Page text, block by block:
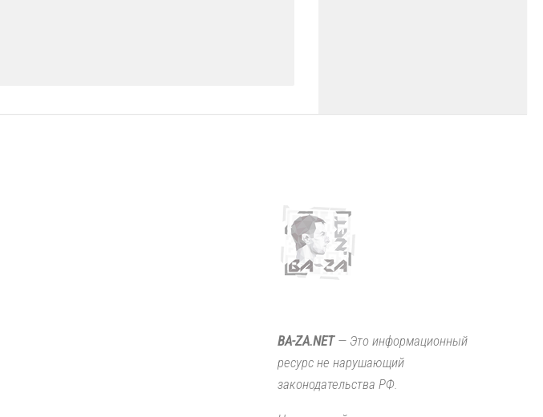
BA-ZA.NET— Это информационный
ресурс не нарушающий
законодательства РФ.